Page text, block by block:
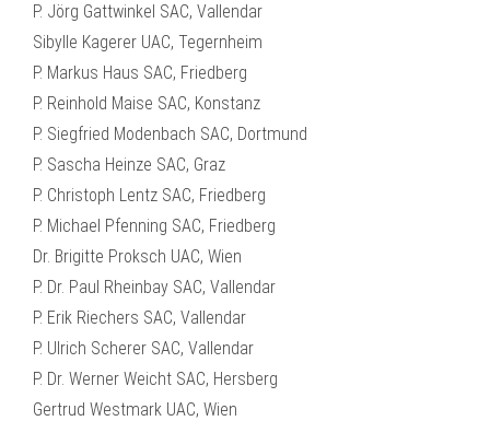
P. Jörg Gattwinkel SAC, Vallendar
Sibylle Kagerer UAC, Tegernheim
P. Markus Haus SAC, Friedberg
P. Reinhold Maise SAC, Konstanz
P. Siegfried Modenbach SAC, Dortmund
P. Sascha Heinze SAC, Graz
P. Christoph Lentz SAC, Friedberg
P. Michael Pfenning SAC, Friedberg
Dr. Brigitte Proksch UAC, Wien
P. Dr. Paul Rheinbay SAC, Vallendar
P. Erik Riechers SAC, Vallendar
P. Ulrich Scherer SAC, Vallendar
P. Dr. Werner Weicht SAC, Hersberg
Gertrud Westmark UAC, Wien